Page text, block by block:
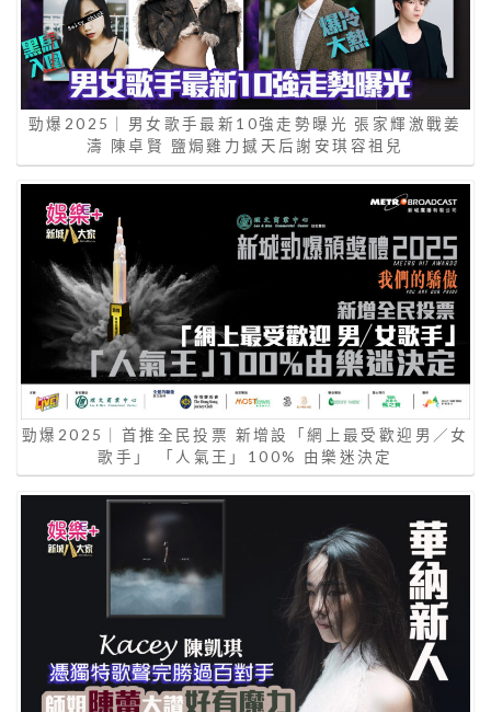
勁爆2025｜男女歌手最新10強走勢曝光 張家輝激戰姜
濤 陳卓賢 鹽焗雞力撼天后謝安琪容祖兒
勁爆2025｜首推全民投票 新增設「網上最受歡迎男／女
歌手」 「人氣王」100% 由樂迷決定